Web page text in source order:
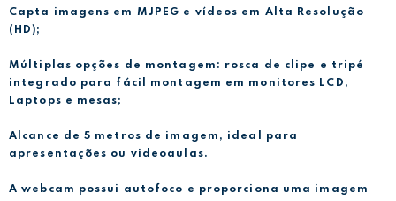
Capta imagens em MJPEG e vídeos em Alta Resolução
(HD);
Múltiplas opções de montagem: rosca de clipe e tripé
integrado para fácil montagem em monitores LCD,
Laptops e mesas;
Alcance de 5 metros de imagem, ideal para
apresentações ou videoaulas.
A webcam possui autofoco e proporciona uma imagem